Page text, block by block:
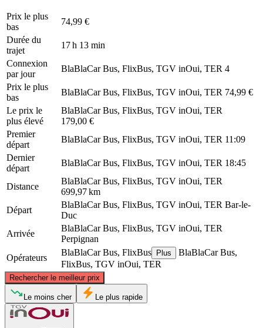
Prix ​​le plus
bas
74,99 €
Durée du
trajet
17 h 13 min
Connexion
par jour
BlaBlaCar Bus, FlixBus, TGV inOui, TER 4
Prix ​​le plus
bas
BlaBlaCar Bus, FlixBus, TGV inOui, TER 74,99 €
Le prix le
plus élevé
BlaBlaCar Bus, FlixBus, TGV inOui, TER
179,00 €
Premier
départ
BlaBlaCar Bus, FlixBus, TGV inOui, TER 11:09
Dernier
départ
BlaBlaCar Bus, FlixBus, TGV inOui, TER 18:45
Distance
BlaBlaCar Bus, FlixBus, TGV inOui, TER
699,97 km
Départ
BlaBlaCar Bus, FlixBus, TGV inOui, TER Bar-le-
Duc
Arrivée
BlaBlaCar Bus, FlixBus, TGV inOui, TER
Perpignan
Opérateurs
BlaBlaCar Bus, FlixBus Plus
BlaBlaCar Bus,
FlixBus, TGV inOui, TER
Rechercher le meilleur prix
Bar-le-Duc
© CARTO, ©
Le moins cher Le plus rapide